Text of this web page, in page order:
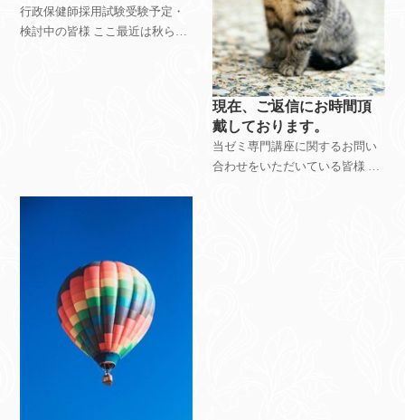
行政保健師採用試験受験予定・
検討中の皆様 ここ最近は秋らし
現在、ご返信にお時間頂
戴しております。
当ゼミ専門講座に関するお問い
合わせをいただいている皆様 現